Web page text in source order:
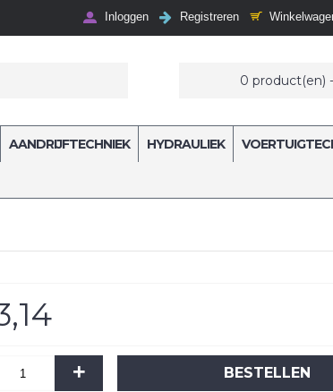
Inloggen Registreren
AANDRIJFTECHNIEK HYDRAULIEK
+ BESTELLEN